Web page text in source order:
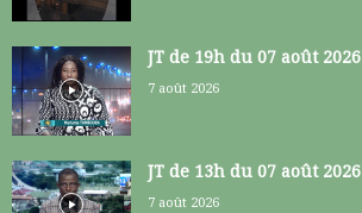
JT de 19h du 07 août 2026
7 août 2026
JT de 13h du 07 août 2026
7 août 2026